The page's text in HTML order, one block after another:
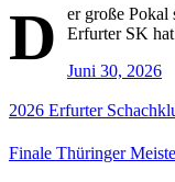
D
er große Pokal
Erfurter SK
Juni 30, 2026
2026 Erfurter
Finale Thüringer